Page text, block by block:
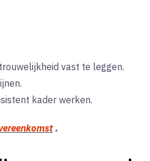
vast te leggen.
kader werken.
.